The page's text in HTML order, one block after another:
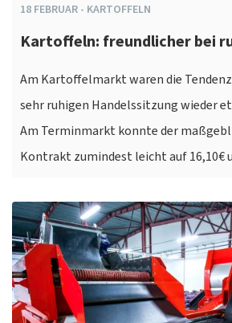
18 FEBRUAR - KARTOFFELN
Kartoffeln: freundlicher bei
Am Kartoffelmarkt waren die
sehr ruhigen Handelssitzung wieder
Am Terminmarkt konnte der
Kontrakt zumindest leicht auf 16,10€